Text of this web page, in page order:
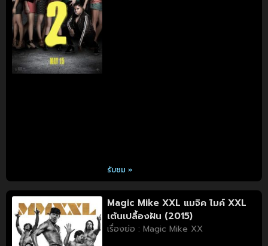
รับชม »
Magic Mike XXL แมจิค ไมค์ XXL
เต้นเปลื้องฝัน (2015)
เรื่องย่อ : Magic Mike XX